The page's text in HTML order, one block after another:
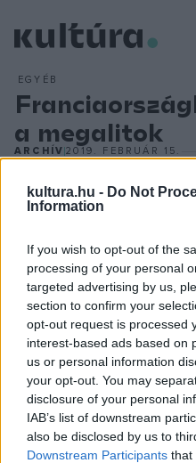
kultura.hu - Do Not
Information
If you wish to opt-out of the
processing of your personal
targeted advertising by us,
section to confirm your
opt-out request is processed
interest-based ads based on
us or personal information
your opt-out. You may
disclosure of your personal
IAB’s list of downstream
also be disclosed by us to
Downstream Participants that
EGYÉB
a megalitok
ARCHÍV2019. FEBRUÁR 15.
őskori európai
amerikai tudományos
tanulmány szerint vadászó-
emberek állíthatták az első
éve, majd később hajósok
Európában. Régészek
építmények a Közel-
antropológus és régész ért
kőemlékek eredete ezektől